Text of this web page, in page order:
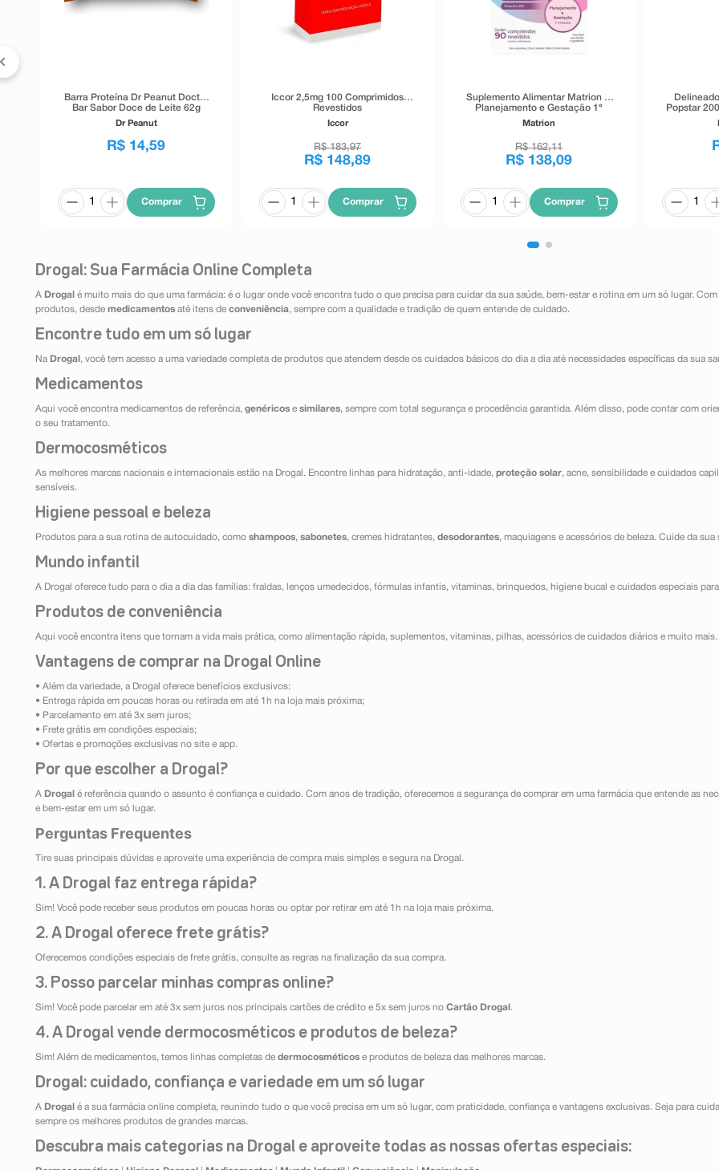
Barra Proteína Dr Peanut Doctor
Bar Sabor Doce de Leite 62g
Dr Peanut
R$ 14,59
Comprar
Iccor 2,5mg 100 Comprimidos
Revestidos
Iccor
R$ 183,97
R$ 148,89
Comprar
Suplemento Alimentar Matrion D
Planejamento e Gestação 1°
Trimestre 90 Comprimidos
Revestidos
Matrion
R$ 162,11
R$ 138,09
Comprar
Popstar
Drogal: Sua Farmácia Online Completa
A Drogal é muito mais do que uma farmácia: é o lugar onde você encontra tudo o que precisa para cuidar da sua saúde, bem-estar e rotina em um só lugar.
produtos, desde medicamentos até itens de conveniência, sempre com a qualidade e tradição de quem entende de cuidado.
Encontre tudo em um só lugar
Na Drogal , você tem acesso a uma variedade completa de produtos que atendem desde os cuidados básicos do dia a dia até necessidades específicas da sua
Medicamentos
Aqui você encontra medicamentos de referência, genéricos e similares, sempre com total segurança e procedência garantida. Além disso, pode contar com
o seu tratamento.
Dermocosméticos
As melhores marcas nacionais e internacionais estão na Drogal. Encontre linhas para hidratação, anti-idade, proteção solar, acne, sensibilidade e cuidados
sensíveis.
Higiene pessoal e beleza
Produtos para a sua rotina de autocuidado, como shampoos, sabonetes, cremes hidratantes, desodorantes, maquiagens e acessórios de beleza. Cuide da
Mundo infantil
A Drogal oferece tudo para o dia a dia das famílias: fraldas, lenços umedecidos, fórmulas infantis, vitaminas, brinquedos, higiene bucal e cuidados especiais
Produtos de conveniência
Aqui você encontra itens que tornam a vida mais prática, como alimentação rápida, suplementos, vitaminas, pilhas, acessórios de cuidados diários e muito
Vantagens de comprar na Drogal Online
• Além da variedade, a Drogal oferece benefícios exclusivos:
• Entrega rápida em poucas horas ou retirada em até 1h na loja mais próxima;
• Parcelamento em até 3x sem juros;
• Frete grátis em condições especiais;
• Ofertas e promoções exclusivas no site e app.
Por que escolher a Drogal?
A Drogal é referência quando o assunto é confiança e cuidado. Com anos de tradição, oferecemos a segurança de comprar em uma farmácia que entende as
e bem-estar em um só lugar.
Perguntas Frequentes
Tire suas principais dúvidas e aproveite uma experiência de compra mais simples e segura na Drogal.
1. A Drogal faz entrega rápida?
Sim! Você pode receber seus produtos em poucas horas ou optar por retirar em até 1h na loja mais próxima.
2. A Drogal oferece frete grátis?
Oferecemos condições especiais de frete grátis, consulte as regras na finalização da sua compra.
3. Posso parcelar minhas compras online?
Sim! Você pode parcelar em até 3x sem juros nos principais cartões de crédito e 5x sem juros no Cartão Drogal .
4. A Drogal vende dermocosméticos e produtos de beleza?
Sim! Além de medicamentos, temos linhas completas de dermocosméticos e produtos de beleza das melhores marcas.
Drogal: cuidado, confiança e variedade em um só lugar
A Drogal é a sua farmácia online completa, reunindo tudo o que você precisa em um só lugar, com praticidade, confiança e vantagens exclusivas. Seja para
sempre os melhores produtos de grandes marcas.
Descubra mais categorias na Drogal e aproveite todas as nossas ofertas especiais: